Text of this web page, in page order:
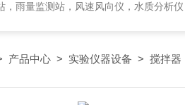
，雨量监测站，风速风向仪，水质分析
产品中心 > 实验仪器设备 > 搅拌器